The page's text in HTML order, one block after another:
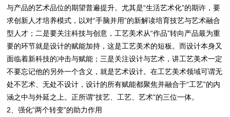
与产品的艺术品位的期望普遍提升。尤其是“生活艺术化”的期许，要
求创新人才培养模式，以对“手脑并用”的新解读培育技艺与艺术融合
型人才；二是要关注科技与创意，工艺美术从“作品”转向产品最为重
要的环节就是设计的赋能加持，这是工艺美术的短板。而设计本身又
面临着新科技的冲击与赋能；三是关注设计与艺术，讲工艺美术一定
不要忘记他的另外一个含义，就是艺术设计。在工艺美术领域可谓无
处不艺术、无处不设计，设计的所有赋能都聚焦并融合于“工艺”的内
涵之中与外延之上。正所谓“技艺、工艺、艺术”的三位一体。
2、强化“两个转变”的助力作用